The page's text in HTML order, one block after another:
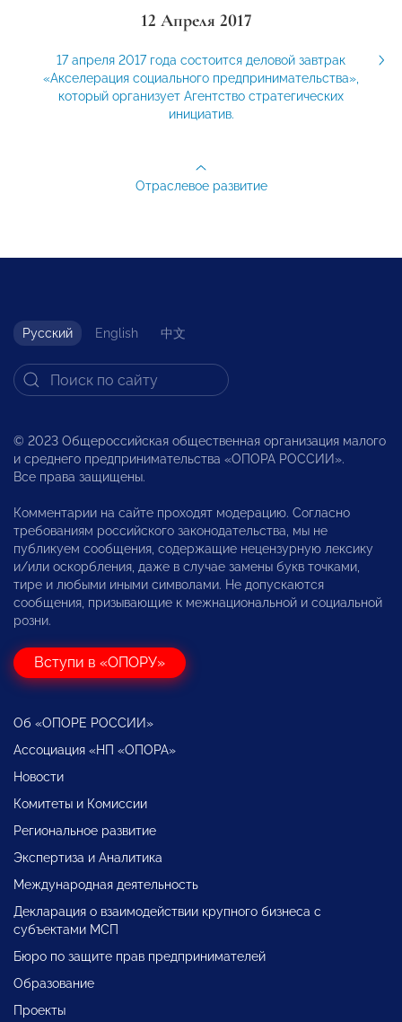
12 Апреля 2017
17 апреля 2017 года состоится деловой завтрак
«Акселерация социального предпринимательства»,
который организует Агентство стратегических
инициатив.
Отраслевое развитие
Русский English 中文
© 2023 Общероссийская общественная организация малого
и среднего предпринимательства «ОПОРА РОССИИ».
Все права защищены.
Комментарии на сайте проходят модерацию. Согласно
требованиям российского законодательства, мы не
публикуем сообщения, содержащие нецензурную лексику
и/или оскорбления, даже в случае замены букв точками,
тире и любыми иными символами. Не допускаются
сообщения, призывающие к межнациональной и социальной
розни.
Вступи в «ОПОРУ»
Об «ОПОРЕ РОССИИ»
Ассоциация «НП «ОПОРА»
Новости
Комитеты и Комиссии
Региональное развитие
Экспертиза и Аналитика
Международная деятельность
Декларация о взаимодействии крупного бизнеса с
субъектами МСП
Бюро по защите прав предпринимателей
Образование
Проекты